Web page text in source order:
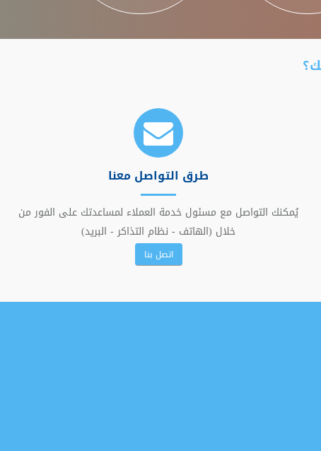
طرق التواصل معنا
يُمكنك التواصل مع مسئول خدمة العملاء لمساعدتك على الفور من
خلال (الهاتف - نظام التذاكر - البريد)
اتصل بنا